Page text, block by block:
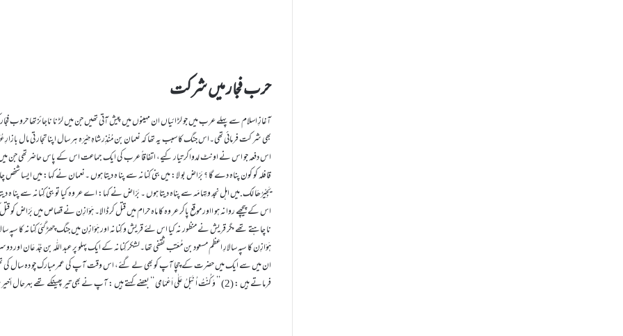
حرب فجار میں شرکت
آغازِ اسلام سے پہلے عرب میں جو لڑ ائیاں ان مہینوں میں پیش آتی تھیں جن میں لڑ نا ناجائزتھا حروب
بھی شر کت فرمائی تھی۔اس جنگ کا سبب یہ تھا کہ نعمان بن مُنْذِر شاہِ حِیْرَہ ہر سال اپنا تجار تی مال
اس دفعہ جو اس نے اونٹ لدواکر تیار کیے، اتفاقاً عرب کی ایک جماعت اس کے پاس حاضر تھی جن
یَجِیْرُھَا لَک.میں اہل نجد وتِہامَہ سے پناہ دیتا ہوں ۔ بَرّاض نے کہا: اے عر وہ کیا تو بنی کِنانہ سے
اس کے پیچھے روانہ ہو ااور موقع پاکر عر وہ کا ماہ حرام میں قتل کر ڈالا۔ ہَوَازِن نے قصاص میں بَرّاض کو
نا چاہتے تھے مگر قریش نے منظور نہ کیا اس لئے قریش و کِنانہ اور ہَوَازِن میں جنگ چھڑ گئی کِنانہ کا سپہ
ہَوَازِن کا سپہ سالارِ اعظم مسعود بن مُعَتب ثقفی تھا۔لشکر کِنانہ کے ایک پہلو پر عبد اللّٰہ بن جُدْ عَان
ان میں سے ایک میں حضرت کے چچا آپ کو بھی لے گئے، اس وقت آپ کی عمر مبارک چو دہ سال کی تھی مگر
فرماتے ہیں : (2) ’’ وَ کُنْتُ اُ نَـبِّلُ عَلٰی اَعْمَامِی ‘‘ بعضے کہتے ہیں : آپ نے بھی تیر پھینکے تھے بہرحال اَخیر میں فریقین میں صلح ہو گئی۔ (3)